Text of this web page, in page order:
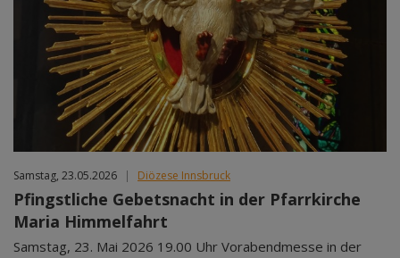
Samstag, 23.05.2026 | Diözese Innsbruck
Pfingstliche Gebetsnacht in der Pfarrkirche
Maria Himmelfahrt
Samstag, 23. Mai 2026 19.00 Uhr Vorabendmesse in der